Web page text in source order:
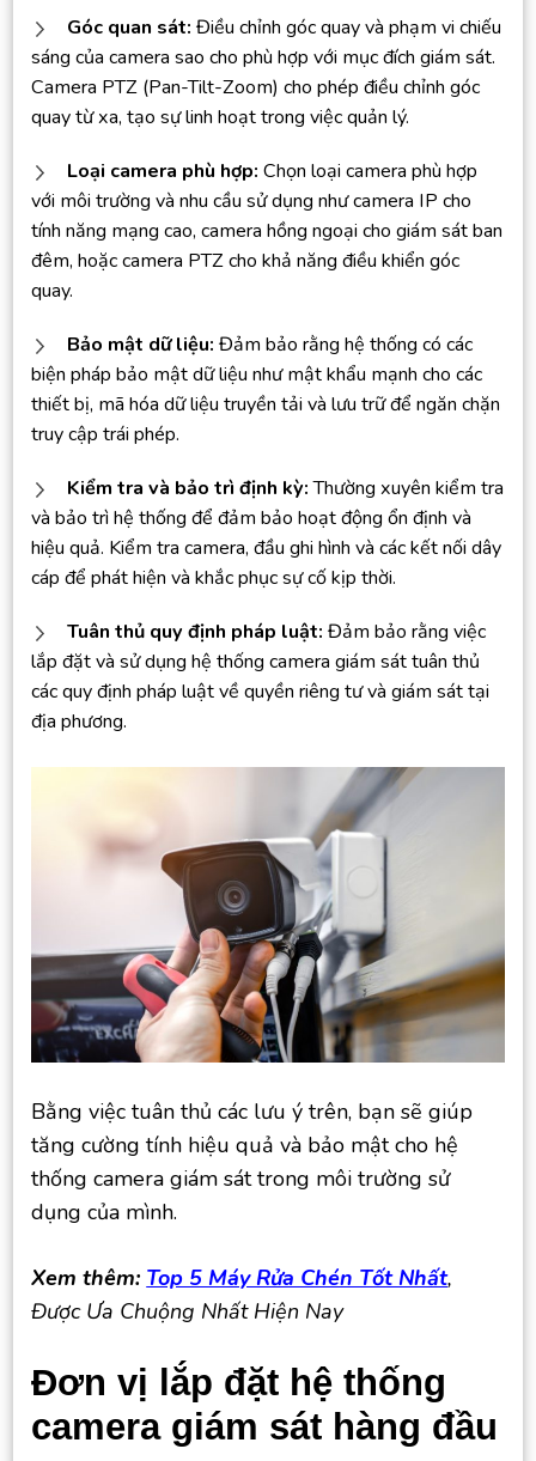
Góc quan sát: Điều chỉnh góc quay và phạm vi chiếu
sáng của camera sao cho phù hợp với mục đích giám sát.
Camera PTZ (Pan-Tilt-Zoom) cho phép điều chỉnh góc
quay từ xa, tạo sự linh hoạt trong việc quản lý.
Loại camera phù hợp: Chọn loại camera phù hợp
với môi trường và nhu cầu sử dụng như camera IP cho
tính năng mạng cao, camera hồng ngoại cho giám sát ban
đêm, hoặc camera PTZ cho khả năng điều khiển góc
quay.
Bảo mật dữ liệu: Đảm bảo rằng hệ thống có các
biện pháp bảo mật dữ liệu như mật khẩu mạnh cho các
thiết bị, mã hóa dữ liệu truyền tải và lưu trữ để ngăn chặn
truy cập trái phép.
Kiểm tra và bảo trì định kỳ:Thường xuyên kiểm tra
và bảo trì hệ thống để đảm bảo hoạt động ổn định và
hiệu quả. Kiểm tra camera, đầu ghi hình và các kết nối dây
cáp để phát hiện và khắc phục sự cố kịp thời.
Tuân thủ quy định pháp luật: Đảm bảo rằng việc
lắp đặt và sử dụng hệ thống camera giám sát tuân thủ
các quy định pháp luật về quyền riêng tư và giám sát tại
địa phương.
Bằng việc tuân thủ các lưu ý trên, bạn sẽ giúp
tăng cường tính hiệu quả và bảo mật cho hệ
thống camera giám sát trong môi trường sử
dụng của mình.
Xem thêm: Top 5 Máy Rửa Chén Tốt Nhất,
Được Ưa Chuộng Nhất Hiện Nay
Đơn vị lắp đặt hệ thống
camera giám sát hàng đầu